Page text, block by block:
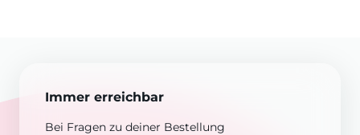
Immer erreichbar
Bei Fragen zu deiner Bestellung